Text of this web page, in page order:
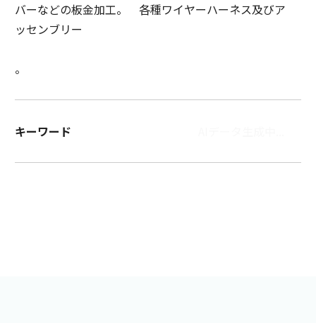
バーなどの板金加工。 各種ワイヤーハーネス及びア
ッセンブリー
。
キーワード